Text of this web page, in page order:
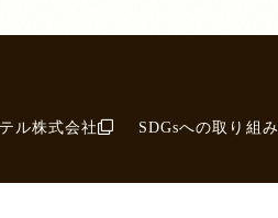
ル株式会社 SDGsへの取り組み